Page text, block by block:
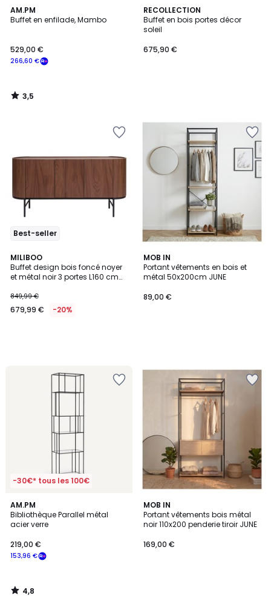
AM.PM
Buffet en enfilade, Mambo
266,60 €
529,00 €
3,5
/ 5
3,5
/
RECOLLECTION
Buffet en bois portes décor
soleil
675,90 €
Best-seller
MILIBOO
Buffet design bois foncé noyer
et métal noir 3 portes L160 cm
849,99 €
679,99 € -20%
MOB IN
Portant vêtements en bois et
métal 50x200cm JUNE
89,00 €
-30€* tous les 100€
AM.PM
Bibliothèque Parallel métal
acier verre
153,96 €
219,00 €
4,8
/ 5
4,8
/
MOB IN
Portant vêtements bois métal
noir 110x200 penderie tiroir JUNE
169,00 €